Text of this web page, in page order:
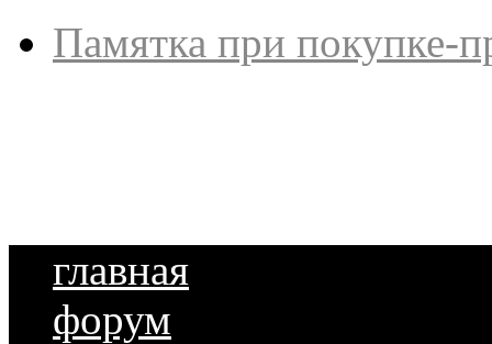
Памятка при покупке-
главная
форум